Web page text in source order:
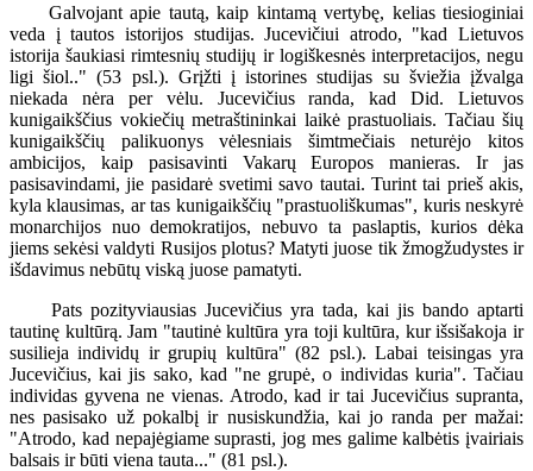
Galvojant apie tautą, kaip kintamą vertybę, kelias tiesioginiai
veda į tautos istorijos studijas. Jucevičiui atrodo, "kad Lietuvos
istorija šaukiasi rimtesnių studijų ir logiškesnės interpretacijos, negu
ligi šiol.." (53 psl.). Grįžti į istorines studijas su šviežia įžvalga
niekada nėra per vėlu. Jucevičius randa, kad Did. Lietuvos
kunigaikščius vokiečių metraštininkai laikė prastuoliais. Tačiau šių
kunigaikščių palikuonys vėlesniais šimtmečiais neturėjo kitos
ambicijos, kaip pasisavinti Vakarų Europos manieras. Ir jas
pasisavindami, jie pasidarė svetimi savo tautai. Turint tai prieš akis,
kyla klausimas, ar tas kunigaikščių "prastuoliškumas", kuris neskyrė
monarchijos nuo demokratijos, nebuvo ta paslaptis, kurios dėka
jiems sekėsi valdyti Rusijos plotus? Matyti juose tik žmogžudystes ir
išdavimus nebūtų viską juose pamatyti.
Pats pozityviausias Jucevičius yra tada, kai jis bando aptarti
tautinę kultūrą. Jam "tautinė kultūra yra toji kultūra, kur išsišakoja ir
susilieja individų ir grupių kultūra" (82 psl.). Labai teisingas yra
Jucevičius, kai jis sako, kad "ne grupė, o individas kuria". Tačiau
individas gyvena ne vienas. Atrodo, kad ir tai Jucevičius supranta,
nes pasisako už pokalbį ir nusiskundžia, kai jo randa per mažai:
"Atrodo, kad nepajėgiame suprasti, jog mes galime kalbėtis įvairiais
balsais ir būti viena tauta..." (81 psl.).